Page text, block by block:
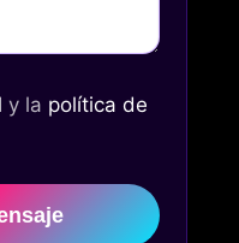
y la política de